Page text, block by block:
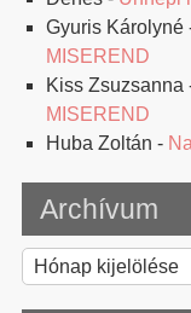
Gyuris Károlyné
MISEREND
Kiss Zsuzsanna
MISEREND
Huba Zoltán -
Archívum
Archívum